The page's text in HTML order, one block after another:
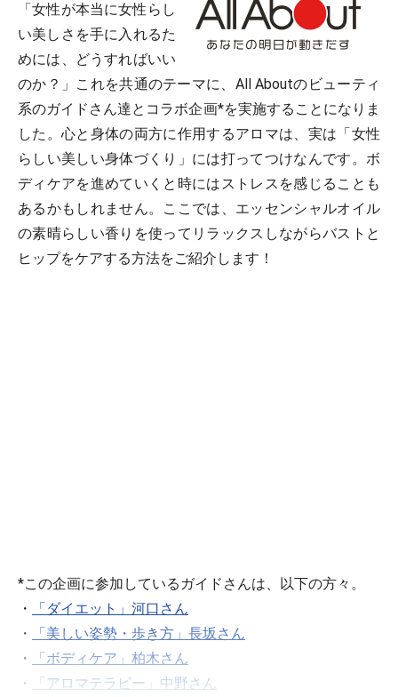
「女性が本当に女性らし
い美しさを手に入れるた
めには、どうすればいい
のか？」これを共通のテーマに、All Aboutのビューティ
系のガイドさん達とコラボ企画*を実施することになりま
した。心と身体の両方に作用するアロマは、実は「女性
らしい美しい身体づくり」には打ってつけなんです。ボ
ディケアを進めていくと時にはストレスを感じることも
あるかもしれません。ここでは、エッセンシャルオイル
の素晴らしい香りを使ってリラックスしながらバストと
ヒップをケアする方法をご紹介します！
*この企画に参加しているガイドさんは、以下の方々。
・
「ダイエット」河口さん
・
「美しい姿勢・歩き方」長坂さん
・
「ボディケア」柏木さん
・
「アロマテラピー」中野さん